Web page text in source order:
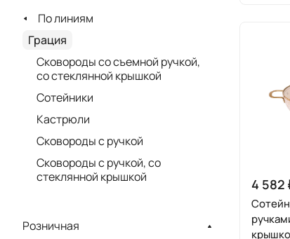
4 582
По линиям
Грация
Сковороды со съемной ручкой,
со стеклянной крышкой
Сотейники
Кастрюли
Сковороды с ручкой
Сковороды с ручкой, со
стеклянной крышкой
Розничная